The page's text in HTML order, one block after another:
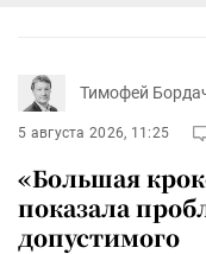
Тимофей
5 августа 2026, 11:25
«Большая
показала
допустимого